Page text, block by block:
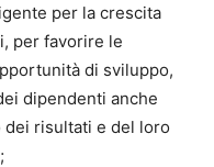
per la crescita
per favorire le
di sviluppo,
dipendenti anche
dei risultati e del loro